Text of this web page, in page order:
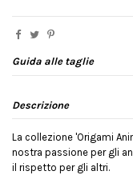
Guida alle taglie
Descrizione
La collezione 'Origami
nostra passione per gli
il rispetto per gli altri.